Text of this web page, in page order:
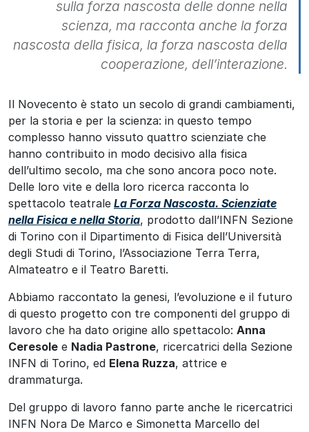
sulla forza nascosta delle donne nella
scienza, ma racconta anche la forza
nascosta della fisica, la forza nascosta della
cooperazione, dell’interazione.
Il Novecento è stato un secolo di grandi cambiamenti,
per la storia e per la scienza: in questo tempo
complesso hanno vissuto quattro scienziate che
hanno contribuito in modo decisivo alla fisica
dell’ultimo secolo, ma che sono ancora poco note.
Delle loro vite e della loro ricerca racconta lo
spettacolo teatrale La Forza Nascosta. Scienziate
nella Fisica e nella Storia, prodotto dall’INFN Sezione
di Torino con il Dipartimento di Fisica dell’Università
degli Studi di Torino, l’Associazione Terra Terra,
Almateatro e il Teatro Baretti.
Abbiamo raccontato la genesi, l’evoluzione e il futuro
di questo progetto con tre componenti del gruppo di
lavoro che ha dato origine allo spettacolo: Anna
Ceresole e Nadia Pastrone, ricercatrici della Sezione
INFN di Torino, ed Elena Ruzza, attrice e
drammaturga.
Del gruppo di lavoro fanno parte anche le ricercatrici
INFN Nora De Marco e Simonetta Marcello del